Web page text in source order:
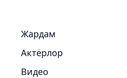
Жардам
Актёрлор
Видео